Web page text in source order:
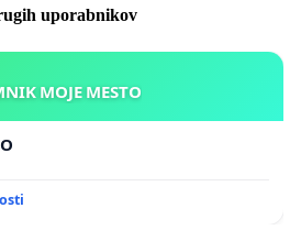
uporabnikov
KAMNIK MOJE MESTO